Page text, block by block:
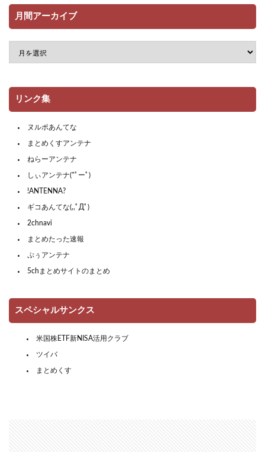
月間アーカイブ
リンク集
ヌルポあんてな
まとめくすアンテナ
ねらーアンテナ
しぃアンテナ(*ﾟーﾟ)
!ANTENNA?
ギコあんてな(,,ﾟДﾟ)
2chnavi
まとめたった速報
ぷぅアンテナ
5chまとめサイトのまとめ
スペシャルサンクス
米国株ETF新NISA活用クラブ
ツイバ
まとめくす